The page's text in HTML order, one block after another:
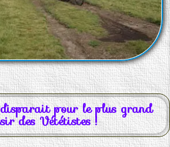
pour le plus grand
des Vététistes !